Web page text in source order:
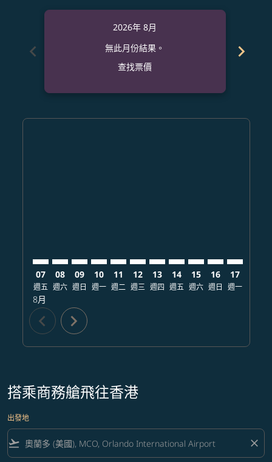
chevron_left
2026年 8月
無此月份結果。
查找票價
chevron_right
07
週五
8月
08
週六
09
週日
10
週一
11
週二
12
週三
13
週四
14
週五
15
週六
16
週日
17
週一
chevron_left chevron_right
搭乘商務艙飛往香港
出發地
flight_takeoff close